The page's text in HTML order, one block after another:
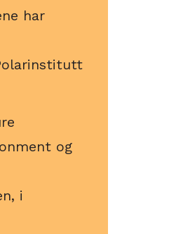
har
og
i